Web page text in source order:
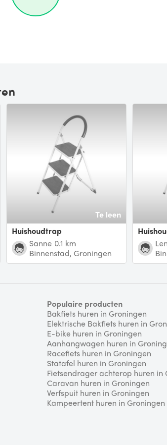
Te leen
Huishoudtrap
Sanne 0.1 km
Binnenstad, Groningen
Populaire producten
Bakfiets huren in Groningen
Elektrische Bakfiets huren in
E-bike huren in Groningen
Aanhangwagen huren in
Racefiets huren in Groningen
Statafel huren in Groningen
Fietsendrager achterop huren in
Caravan huren in Groningen
Verfspuit huren in Groningen
Kampeertent huren in Groningen